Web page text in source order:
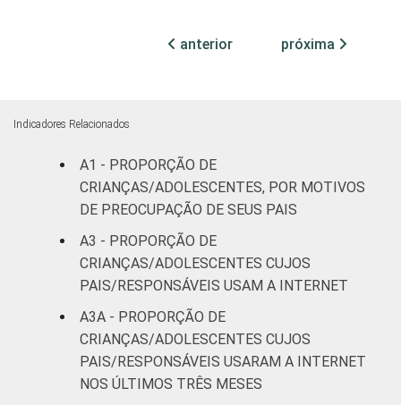
II
66
FAIXA ETÁRIA
DA CRIANÇA
OU DO
De 9 a 10
anos
anos
De 13 a 14
anos
De 15 a 17
anos
63
anterior próxima
Indicadores Relacionados
A1 - PROPORÇÃO DE
CRIANÇAS/ADOLESCENTES, POR MOTIVOS
DE PREOCUPAÇÃO DE SEUS PAIS
A3 - PROPORÇÃO DE
CRIANÇAS/ADOLESCENTES CUJOS
PAIS/RESPONSÁVEIS USAM A INTERNET
A3A - PROPORÇÃO DE
CRIANÇAS/ADOLESCENTES CUJOS
PAIS/RESPONSÁVEIS USARAM A INTERNET
NOS ÚLTIMOS TRÊS MESES